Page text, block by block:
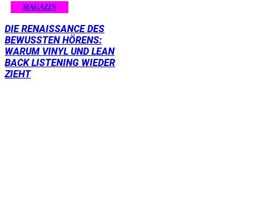
MAGAZIN
DIE RENAISSANCE DES
BEWUSSTEN HÖRENS:
WARUM VINYL UND LEAN
BACK LISTENING WIEDER
ZIEHT